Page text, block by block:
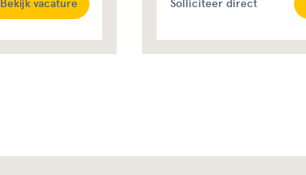
Bekijk vacature Solliciteer direct